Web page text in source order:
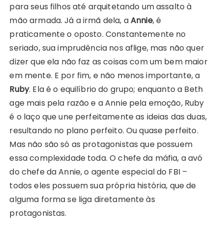
para seus filhos até arquitetando um assalto à
mão armada. Já a irmã dela, aAnnie, é
praticamente o oposto. Constantemente no
seriado, sua imprudência nos aflige, mas não quer
dizer que ela não faz as coisas com um bem maior
em mente. E por fim, e não menos importante, a
Ruby. Ela é o equilíbrio do grupo; enquanto a Beth
age mais pela razão e a Annie pela emoção, Ruby
é o laço que une perfeitamente as ideias das duas,
resultando no plano perfeito. Ou quase perfeito.
Mas não são só as protagonistas que possuem
essa complexidade toda. O chefe da máfia, a avó
do chefe da Annie, o agente especial do FBI –
todos eles possuem sua própria história, que de
alguma forma se liga diretamente às
protagonistas.